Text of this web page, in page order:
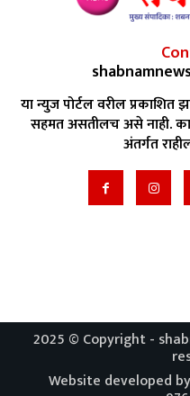
या न्युज पोर्टल वरील
सहमत असतीलच असे नाही.
अंतर्गत
2025 © Copyright -
Website developed